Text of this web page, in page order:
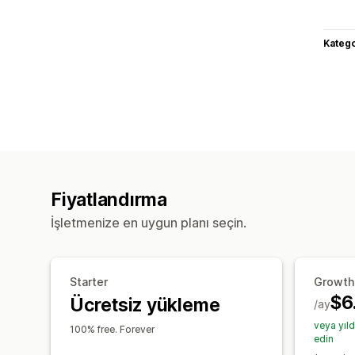
Fiyatlandırma
İşletmenize en uygun planı seçin.
Starter
Ücretsiz yükleme
100% free. Forever
Growth
/ay
veya
edin